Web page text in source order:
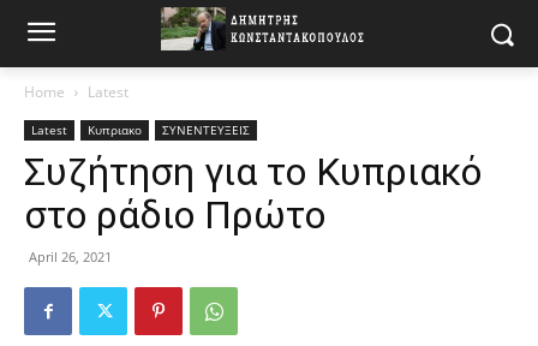
Home Latest
Latest Κυπριακο ΣΥΝΕΝΤΕΥΞΕΙΣ
Συζήτηση για το Κυπριακό
στο ράδιο Πρώτο
April 26, 2021